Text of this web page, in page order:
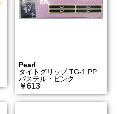
Pearl
タイトグリップ TG-1 PP
パステル・ピンク
￥613